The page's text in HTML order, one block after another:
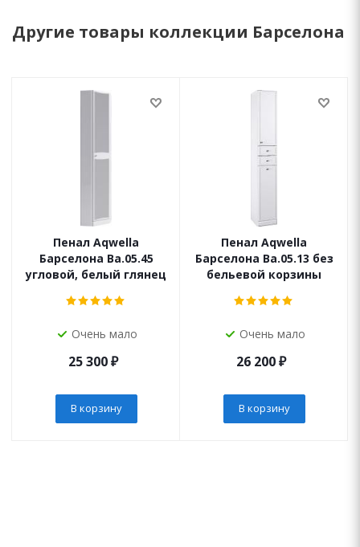
Другие товары коллекции Барселона
Пенал Aqwella
Барселона Ba.05.45
угловой, белый глянец
Очень мало
25 300₽
В корзину
Пенал Aqwella
Барселона Ba.05.13 без
бельевой корзины
Очень мало
26 200₽
В корзину